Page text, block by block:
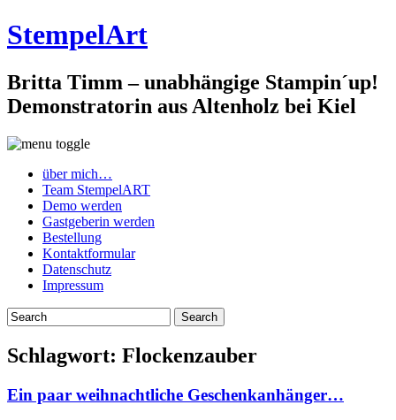
StempelArt
Britta Timm – unabhängige Stampin´up!
Demonstratorin aus Altenholz bei Kiel
über mich…
Team StempelART
Demo werden
Gastgeberin werden
Bestellung
Kontaktformular
Datenschutz
Impressum
Schlagwort: Flockenzauber
Ein paar weihnachtliche Geschenkanhänger…